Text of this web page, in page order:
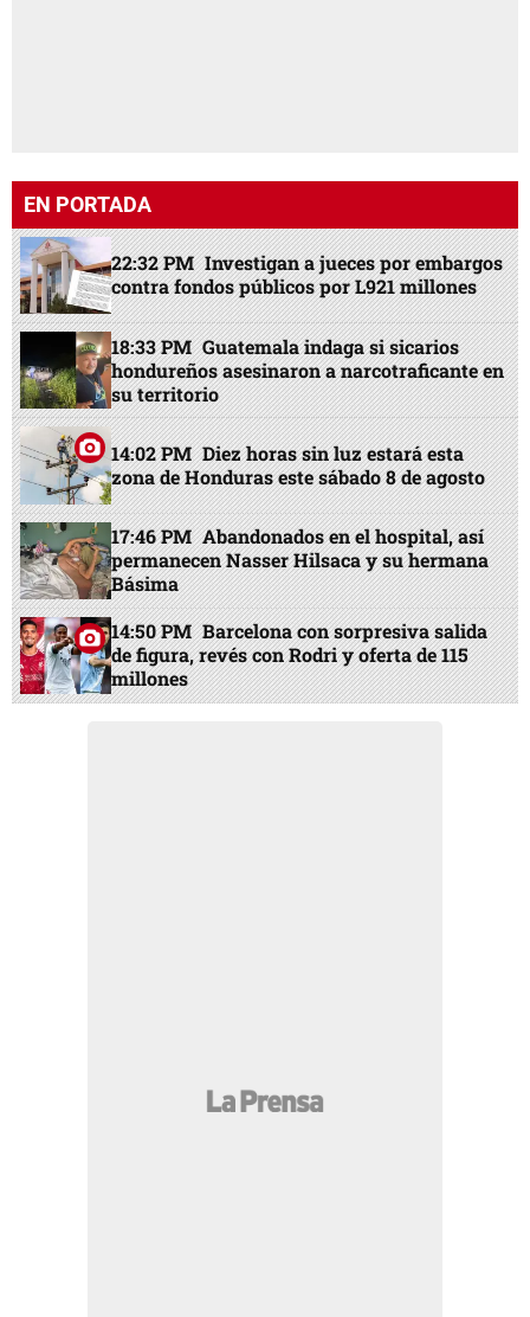
EN PORTADA
22:32 PM Investigan a jueces por embargos
contra fondos públicos por L921 millones
18:33 PM Guatemala indaga si sicarios
hondureños asesinaron a narcotraficante en
su territorio
14:02 PM Diez horas sin luz estará esta
zona de Honduras este sábado 8 de agosto
17:46 PM Abandonados en el hospital, así
permanecen Nasser Hilsaca y su hermana
Básima
14:50 PM Barcelona con sorpresiva salida
de figura, revés con Rodri y oferta de 115
millones